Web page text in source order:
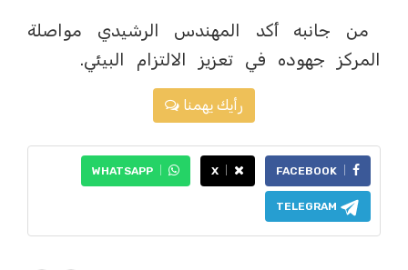
من جانبه أكد المهندس الرشيدي مواصلة
المركز جهوده في تعزيز الالتزام البيئي.
رأيك يهمنا
FACEBOOK
X
WHATSAPP
TELEGRAM